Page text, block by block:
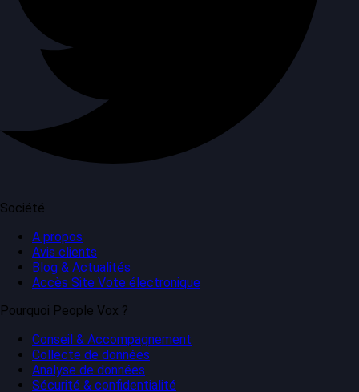
Société
A propos
Avis clients
Blog & Actualités
Accès Site Vote électronique
Pourquoi People Vox ?
Conseil & Accompagnement
Collecte de données
Analyse de données
Sécurité & confidentialité